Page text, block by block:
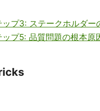
ップ3: ステークホルダー
ップ5: 品質問題の根本原